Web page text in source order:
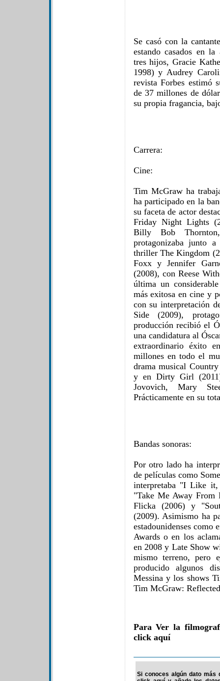
Se casó con la
estando casados en
tres hijos, Gracie
1998) y Audrey
revista Forbes estimó
de 37 millones de
su propia fragancia,
Carrera:
Cine:
Tim McGraw ha
ha participado en la
su faceta de actor
Friday Night Lights
Billy Bob
protagonizaba junto
thriller The Kingdom
Foxx y Jennifer
(2008), con Reese
última un
más exitosa en cine y
con su interpretación
Side (2009),
producción recibió el
una candidatura al
extraordinario éxito
millones en todo el
drama musical
y en Dirty Girl
Jovovich, Mary
Prácticamente en su
Bandas sonoras:
Por otro lado ha
de películas como
interpretaba "I Like
"Take Me Away
Flicka (2006) y
(2009). Asimismo ha
estadounidenses como
Awards o en los
en 2008 y Late Show
mismo terreno, pero
producido algunos
Messina y los shows
Tim McGraw:
Para Ver la
click aquí
Si conoces algún dato más